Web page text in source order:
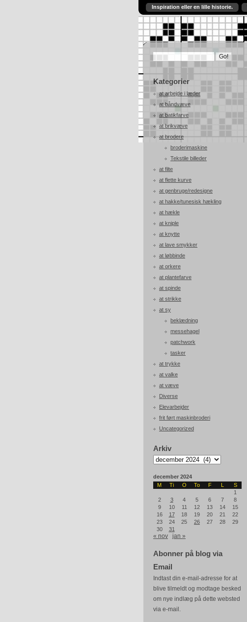
Inspiration eller en lille historie.
Kategorier
at arbejde i læder
at båndvæve
at batikfarve
at brikvæve
at brodere
broderimaskine
Tekstile billeder
at filte
at flette kurve
at genbruge/redesigne
at hakke/tunesisk hækling
at hækle
at kniple
at knytte
at lave smykker
at løbbinde
at orkere
at plantefarve
at spinde
at strikke
at sy
beklædning
messehagel
patchwork
tasker
at trykke
at valke
at væve
Diverse
Elevarbejder
frit ført maskinbroderi
Uncategorized
Arkiv
Arkiv
december 2024
M
Ti O To F L
S
1
2
3 4 5 6 7
8
9
10 11 12 13 14
15
16
17 18 19 20 21
22
23
24 25 26 27 28
29
30
31
« nov jan »
Abonner på blog via
Email
Indtast din e-mail-adresse for at
blive tilmeldt og modtage besked
om nye indlæg på dette websted
via e-mail.